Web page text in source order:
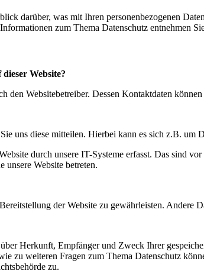
darüber, was mit Ihren personenbezogenen
zum Thema Datenschutz entnehmen
Website?
den Websitebetreiber. Dessen Kontaktdaten
uns diese mitteilen. Hierbei kann es sich z.B.
durch unsere IT-Systeme erfasst. Das sind
unsere Website betreten.
der Website zu gewährleisten. Andere
Herkunft, Empfänger und Zweck Ihrer
zu weiteren Fragen zum Thema Datenschutz
zu.